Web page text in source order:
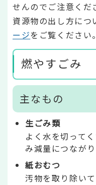
せんのでご注意くだ
資源物の出し方につ
ージをご覧ください。
燃やすごみ
主なもの
生ごみ類
よく水を切って
み減量につなが
紙おむつ
汚物を取り除い